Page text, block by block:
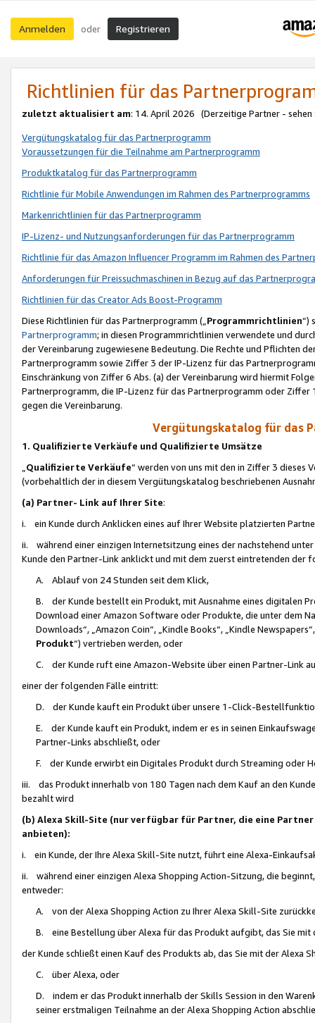
Anmelden oder Registrieren
Richtlinien für das
zuletzt aktualisiert am: 14. April 2026 (Derzeitige Partner - sehen
Vergütungskatalog für das Partnerprogramm
Voraussetzungen für die Teilnahme am Partnerprogramm
Produktkatalog für das Partnerprogramm
Richtlinie für Mobile Anwendungen im Rahmen des Partnerprogramms
Markenrichtlinien für das Partnerprogramm
IP-Lizenz- und Nutzungsanforderungen für das Partnerprogramm
Richtlinie für das Amazon Influencer Programm im Rahmen des
Anforderungen für Preissuchmaschinen in Bezug auf das
Richtlinien für das Creator Ads Boost-Programm
Diese Richtlinien für das Partnerprogramm („Programmrichtlinien“)
Partnerprogramm; in diesen Programmrichtlinien verwendete und
der Vereinbarung zugewiesene Bedeutung. Die Rechte und Pflichten
Partnerprogramm sowie Ziffer 3 der IP-Lizenz für das
Einschränkung von Ziffer 6 Abs. (a) der Vereinbarung wird hiermit
Partnerprogramm, die IP-Lizenz für das Partnerprogramm oder
gegen die Vereinbarung.
Vergütungskatalog für das
1. Qualifizierte Verkäufe und Qualifizierte Umsätze
Qualifizierte Verkäufe“ werden von uns mit den in Ziffer 3
(vorbehaltlich der in diesem Vergütungskatalog beschriebenen
(a) Partner- Link auf Ihrer Site:
i. ein Kunde durch Anklicken eines auf Ihrer Website platzierten
ii. während einer einzigen Internetsitzung eines der nachstehend
Kunde den Partner-Link anklickt und mit dem zuerst eintretenden der
A. Ablauf von 24 Stunden seit dem Klick,
B. der Kunde bestellt ein Produkt, mit Ausnahme eines digitalen
Download einer Amazon Software oder Produkte, die unter dem
Downloads“, „Amazon Coin“, „Kindle Books“, „Kindle
Produkt“) vertrieben werden, oder
C. der Kunde ruft eine Amazon-Website über einen Partner-Link
einer der folgenden Fälle eintritt:
D. der Kunde kauft ein Produkt über unsere 1-Click-
E. der Kunde kauft ein Produkt, indem er es in seinen
Partner-Links abschließt, oder
F. der Kunde erwirbt ein Digitales Produkt durch Streaming oder
iii. das Produkt innerhalb von 180 Tagen nach dem Kauf an den
bezahlt wird
(b) Alexa Skill-Site (nur verfügbar für Partner, die eine
anbieten):
i. ein Kunde, der Ihre Alexa Skill-Site nutzt, führt eine Alexa-
ii. während einer einzigen Alexa Shopping Action-Sitzung, die
entweder:
A. von der Alexa Shopping Action zu Ihrer Alexa Skill-Site
B. eine Bestellung über Alexa für das Produkt aufgibt, das Sie mit
der Kunde schließt einen Kauf des Produkts ab, das Sie mit der Alexa
C. über Alexa, oder
D. indem er das Produkt innerhalb der Skills Session in den
seiner erstmaligen Teilnahme an der Alexa Shopping Action